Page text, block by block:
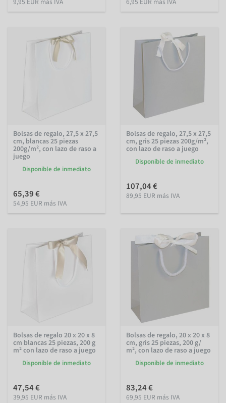
Bolsas de regalo, 27,5 x 27,5
cm, blancas 25 piezas
200g/m², con lazo de raso a
juego
Disponible de inmediato
65,39 €
54,95 EUR más IVA
Bolsas de regalo, 27,5 x 27,5
cm, gris 25 piezas 200g/m²,
con lazo de raso a juego
Disponible de inmediato
107,04 €
89,95 EUR más IVA
Bolsas de regalo 20 x 20 x 8
cm blancas 25 piezas, 200 g
m² con lazo de raso a juego
Disponible de inmediato
47,54 €
39,95 EUR más IVA
Bolsas de regalo, 20 x 20 x 8
cm, gris 25 piezas, 200 g/
m², con lazo de raso a juego
Disponible de inmediato
83,24 €
69,95 EUR más IVA